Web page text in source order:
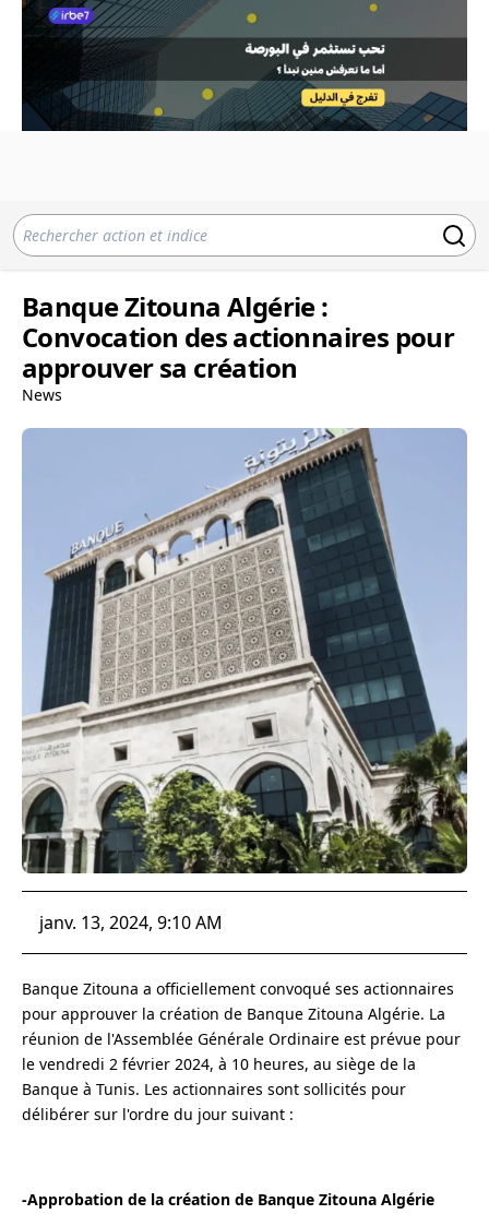
Banque Zitouna Algérie :
Convocation des actionnaires pour
approuver sa création
News
janv. 13, 2024, 9:10 AM
Banque Zitouna a officiellement convoqué ses actionnaires
pour approuver la création de Banque Zitouna Algérie. La
réunion de l'Assemblée Générale Ordinaire est prévue pour
le vendredi 2 février 2024, à 10 heures, au siège de la
Banque à Tunis. Les actionnaires sont sollicités pour
délibérer sur l'ordre du jour suivant :
-Approbation de la création de Banque Zitouna Algérie